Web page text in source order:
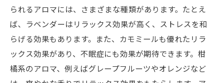
られるアロマには、さまざまな種類があります。たとえ
ば、ラベンダーはリラックス効果が高く、ストレスを和
らげる効果もあります。また、カモミールも優れたリラ
ックス効果があり、不眠症にも効果が期待できます。柑
橘系のアロマ、例えばグレープフルーツやオレンジなど